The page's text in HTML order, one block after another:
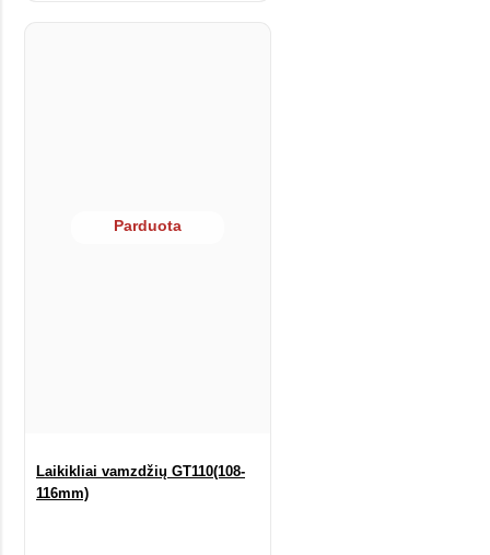
Parduota
Laikikliai vamzdžių GT110(108-
116mm)